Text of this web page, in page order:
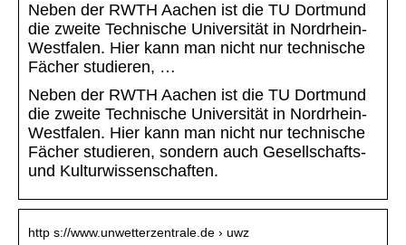
Neben der RWTH Aachen ist die TU Dortmund
die zweite Technische Universität in Nordrhein-
Westfalen. Hier kann man nicht nur technische
Fächer studieren, …
Neben der RWTH Aachen ist die TU Dortmund
die zweite Technische Universität in Nordrhein-
Westfalen. Hier kann man nicht nur technische
Fächer studieren, sondern auch Gesellschafts-
und Kulturwissenschaften.
http s://www.unwetterzentrale.de › uwz